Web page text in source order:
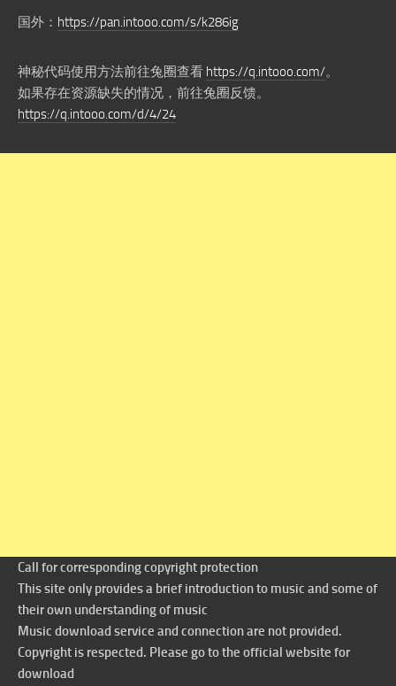
国外： https://pan.intooo.com/s/k286ig
神秘代码使用方法前往兔圈查看 https://q.intooo.com/。
如果存在资源缺失的情况，前往兔圈反馈。
https://q.intooo.com/d/4/24
Call for corresponding copyright protection
This site only provides a brief introduction to music and some of
their own understanding of music
Music download service and connection are not provided.
Copyright is respected. Please go to the official website for
download